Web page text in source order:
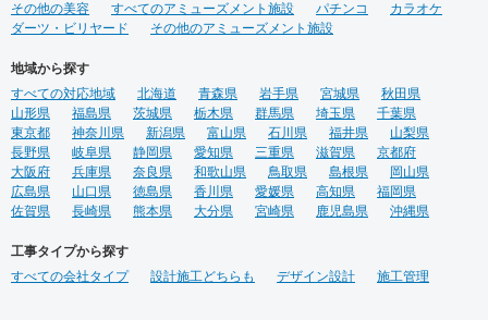
その他の美容
すべてのアミューズメント施設 パチンコ
カラオケ
ダーツ・ビリヤード
その他のアミューズメント施設
地域から探す
すべての対応地域
北海道 青森県 岩手県 宮城県
秋田県
山形県
福島県 茨城県 栃木県 群馬県 埼玉県
千葉県
東京都
神奈川県 新潟県 富山県 石川県 福井県
山梨県
長野県
岐阜県 静岡県 愛知県 三重県 滋賀県
京都府
大阪府
兵庫県 奈良県 和歌山県 鳥取県 島根県
岡山県
広島県
山口県 徳島県 香川県 愛媛県 高知県
福岡県
佐賀県
長崎県 熊本県 大分県 宮崎県 鹿児島県 沖縄県
工事タイプから探す
すべての会社タイプ
設計施工どちらも デザイン設計 施工管理